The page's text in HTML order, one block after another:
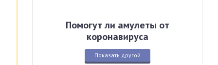
Помогут ли амулеты от
коронавируса
Показать другой